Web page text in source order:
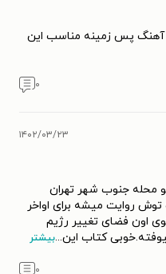
پس زمینه مناسب این
۰
۱۴۰۲/۰۳/۲۳
محله جنوب شهر تهران
روایت میشه برای اواخر
اون فضای تغییر رژیم
کتاب این...بیشتر
۰